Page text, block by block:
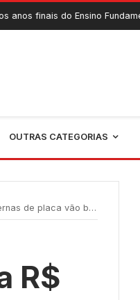
Fundamental 7 De
OUTRAS CATEGORIAS
18 municípios cearenses
R$